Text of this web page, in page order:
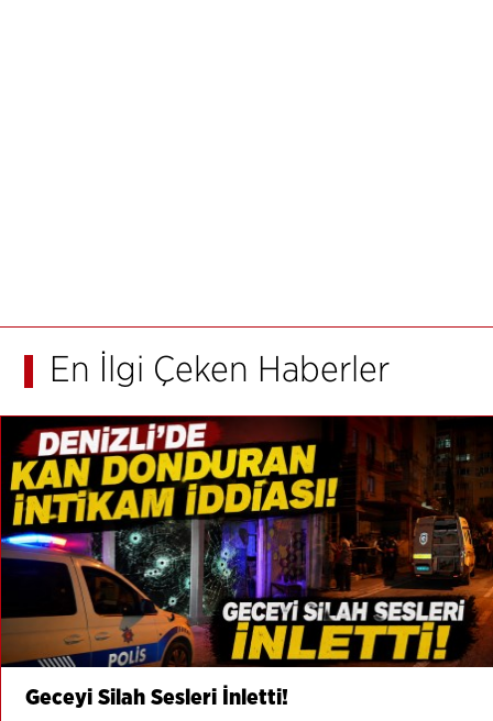
En İlgi Çeken Haberler
Geceyi Silah Sesleri İnletti!